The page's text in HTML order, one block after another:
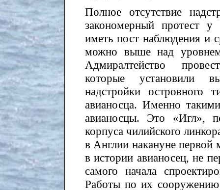
Полное отсутствие
закономерный протест
иметь пост наблюдения и
можно выше над
Адмиралтейство
которые установили
надстройки островного
авианосца. Именно
авианосцы. Это «Игл»,
корпуса чилийского
в Англии накануне
в истории авианосец, не
самого начала
Работы по их